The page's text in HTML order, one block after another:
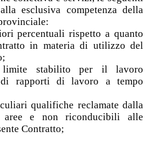
esclusiva competenza della
percentuali rispetto a quanto
in materia di utilizzo del
stabilito per il lavoro
di rapporti di lavoro a tempo
qualifiche reclamate dalla
aree e non riconducibili alle
Contratto;